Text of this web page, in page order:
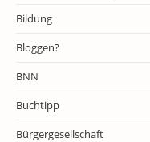
Bildung
Bloggen?
BNN
Buchtipp
Bürgergesellschaft